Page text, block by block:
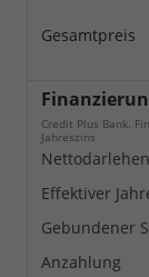
Gesamtpreis
Credit Plus Bank.
Jahreszins
Effektiver
Gebundener
Anzahlung